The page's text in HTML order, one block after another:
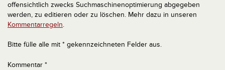
offensichtlich zwecks Suchmaschinenoptimierung abgegeben
werden, zu editieren oder zu löschen. Mehr dazu in unseren
Kommentarregeln.
Bitte fülle alle mit * gekennzeichneten Felder aus.
Kommentar *